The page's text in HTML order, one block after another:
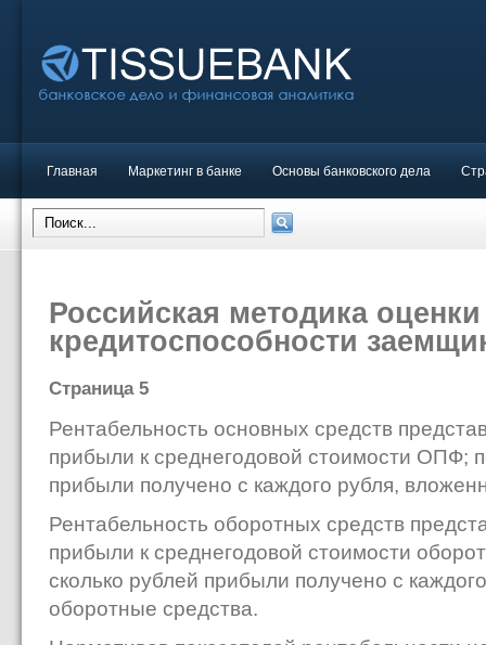
Главная Маркетинг в банке Основы банковского дела
Российская методика оценки
кредитоспособности
Страница 5
Рентабельность основных средств
прибыли к среднегодовой стоимости ОПФ;
прибыли получено с каждого рубля,
Рентабельность оборотных средств
прибыли к среднегодовой стоимости
сколько рублей прибыли получено с
оборотные средства.